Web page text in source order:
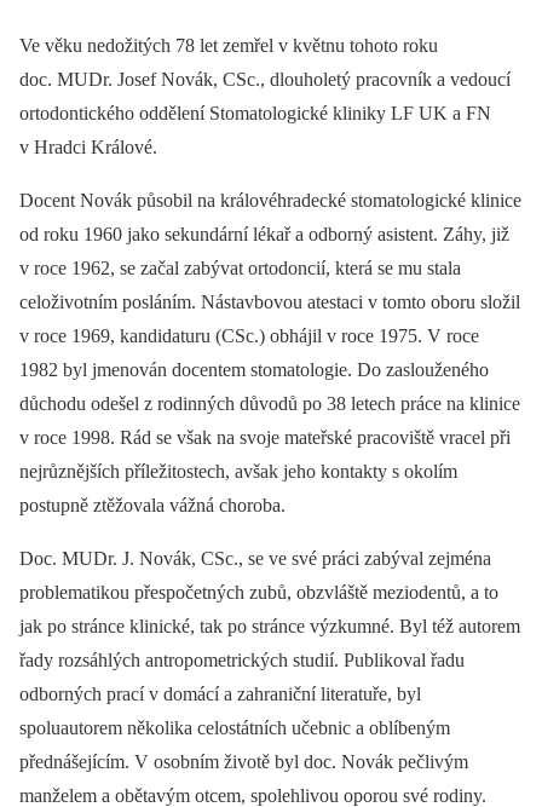
Ve věku nedožitých 78 let zemřel v květnu tohoto roku
doc. MUDr. Josef Novák, CSc., dlouholetý pracovník a vedoucí
ortodontického oddělení Stomatologické kliniky LF UK a FN
v Hradci Králové.
Docent Novák působil na královéhradecké stomatologické klinice
od roku 1960 jako sekundární lékař a odborný asistent. Záhy, již
v roce 1962, se začal zabývat ortodoncií, která se mu stala
celoživotním posláním. Nástavbovou atestaci v tomto oboru složil
v roce 1969, kandidaturu (CSc.) obhájil v roce 1975. V roce
1982 byl jmenován docentem stomatologie. Do zaslouženého
důchodu odešel z rodinných důvodů po 38 letech práce na klinice
v roce 1998. Rád se však na svoje mateřské pracoviště vracel při
nejrůznějších příležitostech, avšak jeho kontakty s okolím
postupně ztěžovala vážná choroba.
Doc. MUDr. J. Novák, CSc., se ve své práci zabýval zejména
problematikou přespočetných zubů, obzvláště meziodentů, a to
jak po stránce klinické, tak po stránce výzkumné. Byl též autorem
řady rozsáhlých antropometrických studií. Publikoval řadu
odborných prací v domácí a zahraniční literatuře, byl
spoluautorem několika celostátních učebnic a oblíbeným
přednášejícím. V osobním životě byl doc. Novák pečlivým
manželem a obětavým otcem, spolehlivou oporou své rodiny.